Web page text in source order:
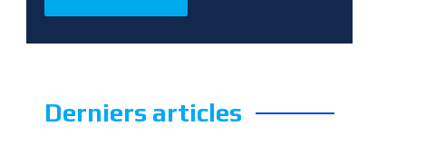
Derniers articles